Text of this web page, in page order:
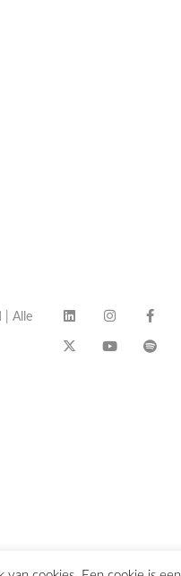
| Alle